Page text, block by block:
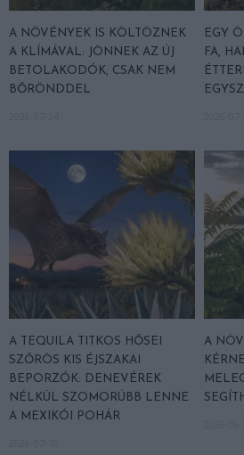
A NÖVÉNYEK IS KÖLTÖZNEK
A KLÍMÁVAL: JÖNNEK AZ ÚJ
BETOLAKODÓK, CSAK NEM
BŐRÖNDDEL
EGY
FA,
A TEQUILA TITKOS HŐSEI
SZŐRÖS KIS ÉJSZAKAI
BEPORZÓK: DENEVÉREK
NÉLKÜL SZOMORÚBB LENNE
A MEXIKÓI POHÁR
A